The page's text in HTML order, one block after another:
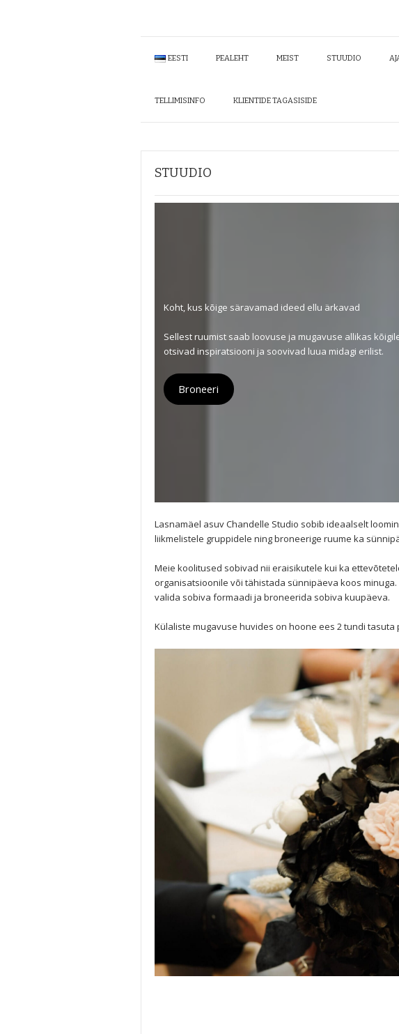
EESTI PEALEHT MEIST STUUDIO
TELLIMISINFO KLIENTIDE TAGASISIDE
STUUDIO
Koht, kus kõige säravamad ideed ellu ärkavad
Sellest ruumist saab loovuse ja mugavuse allikas
otsivad inspiratsiooni ja soovivad luua midagi erilist.
Broneeri
Lasnamäel asuv Chandelle Studio sobib ideaalselt
liikmelistele gruppidele ning broneerige ruume ka
Meie koolitused sobivad nii eraisikutele kui ka
organisatsioonile või tähistada sünnipäeva koos
valida sobiva formaadi ja broneerida sobiva kuupäeva.
Külaliste mugavuse huvides on hoone ees 2 tundi